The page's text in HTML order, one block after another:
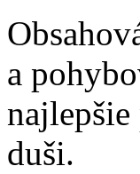
a
duši.